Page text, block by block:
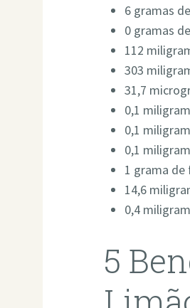
6 gramas
0 gramas
112
303
31,7
0,1
0,1
0,1
1 grama de
14,6
0,4
5